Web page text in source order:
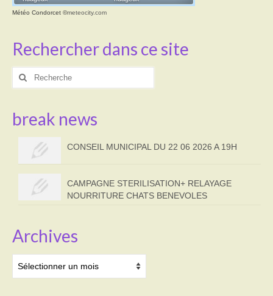
Météo Condorcet ©meteocity.com
Rechercher dans ce site
Rechercher
break news
CONSEIL MUNICIPAL DU 22 06 2026 A 19H
CAMPAGNE STERILISATION+ RELAYAGE
NOURRITURE CHATS BENEVOLES
Archives